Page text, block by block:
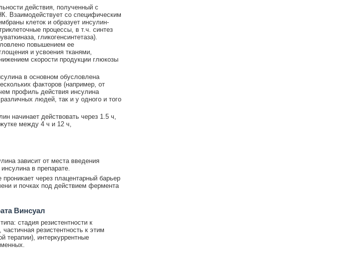
действия, полученный с
Взаимодействует со специфическим
клеток и образует инсулин-
процессы, в т.ч. синтез
гликогенсинтетаза).
повышением ее
и усвоения тканями,
скорости продукции глюкозы
в основном обусловлена
факторов (например, от
профиль действия инсулина
людей, так и у одного и того
начинает действовать через 1.5 ч,
между 4 ч и 12 ч,
зависит от места введения
в препарате.
через плацентарный барьер
и почках под действием фермента
Винсуал
стадия резистентности к
резистентность к этим
терапии), интеркуррентные